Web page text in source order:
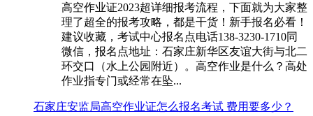
高空作业证2023超详细报考流程，下面就为大家整
理了超全的报考攻略，都是干货！新手报名必看！
建议收藏，考试中心报名点电话138-3230-1710同
微信，报名点地址：石家庄新华区友谊大街与北二
环交口（水上公园附近）。高空作业是什么？高处
作业指专门或经常在坠...
石家庄安监局高空作业证怎么报名考试 费用要多少？